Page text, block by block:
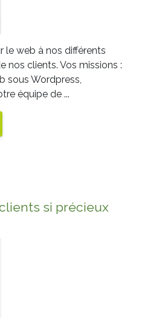
le web à nos différents
nos clients. Vos missions :
sous Wordpress,
équipe de ...
si précieux